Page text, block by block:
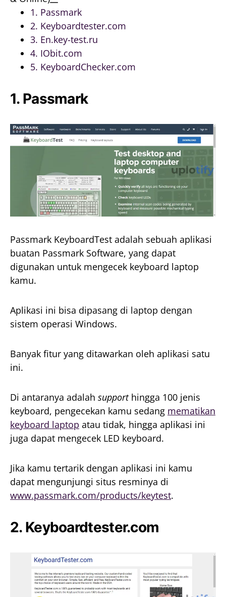
1. Passmark
2. Keyboardtester.com
3. En.key-test.ru
4. IObit.com
5. KeyboardChecker.com
1. Passmark
Passmark KeyboardTest adalah sebuah aplikasi
buatan Passmark Software, yang dapat
digunakan untuk mengecek keyboard laptop
kamu.
Aplikasi ini bisa dipasang di laptop dengan
sistem operasi Windows.
Banyak fitur yang ditawarkan oleh aplikasi satu
ini.
Di antaranya adalah supporthingga 100 jenis
keyboard, pengecekan kamu sedang mematikan
keyboard laptop atau tidak, hingga aplikasi ini
juga dapat mengecek LED keyboard.
Jika kamu tertarik dengan aplikasi ini kamu
dapat mengunjungi situs resminya di
www.passmark.com/products/keytest.
2. Keyboardtester.com